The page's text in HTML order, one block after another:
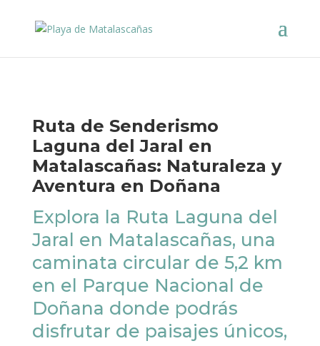
Ruta de Senderismo
Laguna del Jaral en
Matalascañas: Naturaleza y
Aventura en Doñana
Explora la Ruta Laguna del
Jaral en Matalascañas, una
caminata circular de 5,2 km
en el Parque Nacional de
Doñana donde podrás
disfrutar de paisajes únicos,